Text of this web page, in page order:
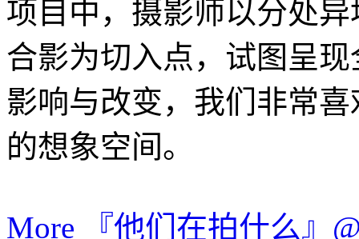
项目中，摄影师以分处异
合影为切入点，试图呈
影响与改变，我们非常
的想象空间。
More 『他们在拍什么』